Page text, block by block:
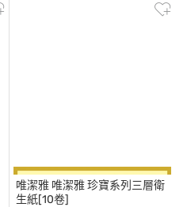
唯潔雅 唯潔雅 珍寶系列三層衛
生紙[10卷]